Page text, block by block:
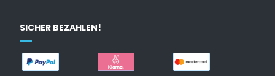
SICHER BEZAHLEN!